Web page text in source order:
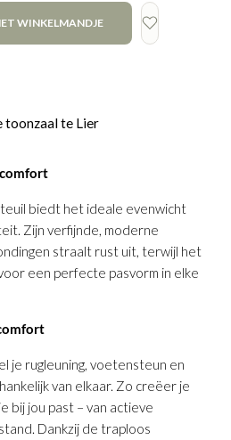
WINKELMANDJE
toonzaal te Lier
biedt het ideale evenwicht
Zijn verfijnde, moderne
straalt rust uit, terwijl het
een perfecte pasvorm in elke
je rugleuning, voetensteun en
van elkaar. Zo creëer je
bij jou past – van actieve
Dankzij de traploos